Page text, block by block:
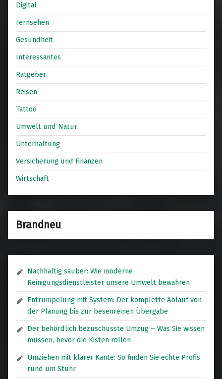
Digital
Fernsehen
Gesundheit
Interessantes
Ratgeber
Reisen
Tattoo
Umwelt und Natur
Unterhaltung
Versicherung und Finanzen
Wirtschaft
Brandneu
Nachhaltig sauber: Wie moderne
Reinigungsdienstleister unsere Umwelt bewahren
Entrümpelung mit System: Der komplette Ablauf von
der Planung bis zur besenreinen Übergabe
Der behördlich bezuschusste Umzug – Was Sie wissen
müssen, bevor die Kisten rollen
Umziehen mit klarer Kante: So finden Sie echte Profis
rund um Stuhr